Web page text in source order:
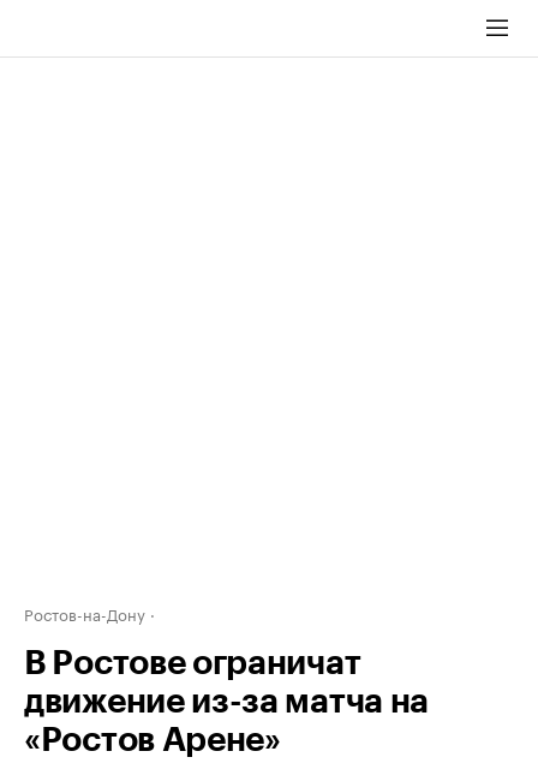
Ростов-на-Дону
В Ростове ограничат
движение из-за матча на
«Ростов Арене»